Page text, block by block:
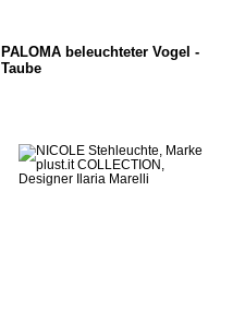
PALOMA beleuchteter Vogel -
Taube